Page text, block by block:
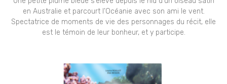
en Australie et parcourt l’Océanie avec son ami le vent.
Spectatrice de moments de vie des personnages du récit, elle
est le témoin de leur bonheur, et y participe.